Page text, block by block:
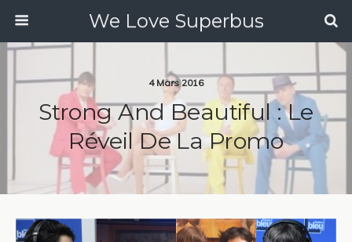
We Love Superbus
4 Mars 2016
Strong And Beautiful : Le
Réveil De La Promo